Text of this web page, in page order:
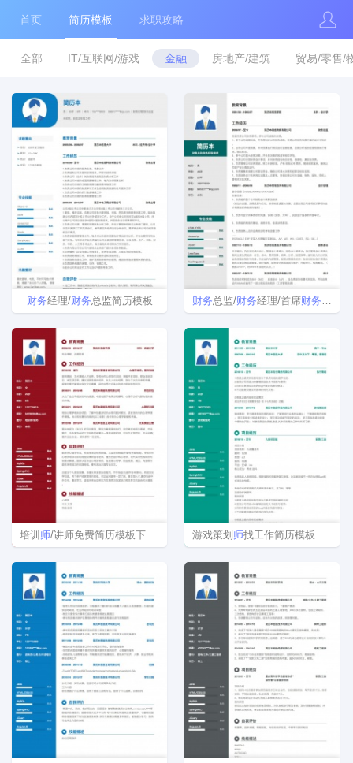
首页 简历模板 求职攻略
全部 IT/互联网/游戏 金融 房地产/建筑 贸易/零售/
财务经理/财务总监简历模板 财务总监/财务经理/首席财务
培训 师/讲师免费简历模板下载word格式 游戏策划 师找工作简历模板下载word格式